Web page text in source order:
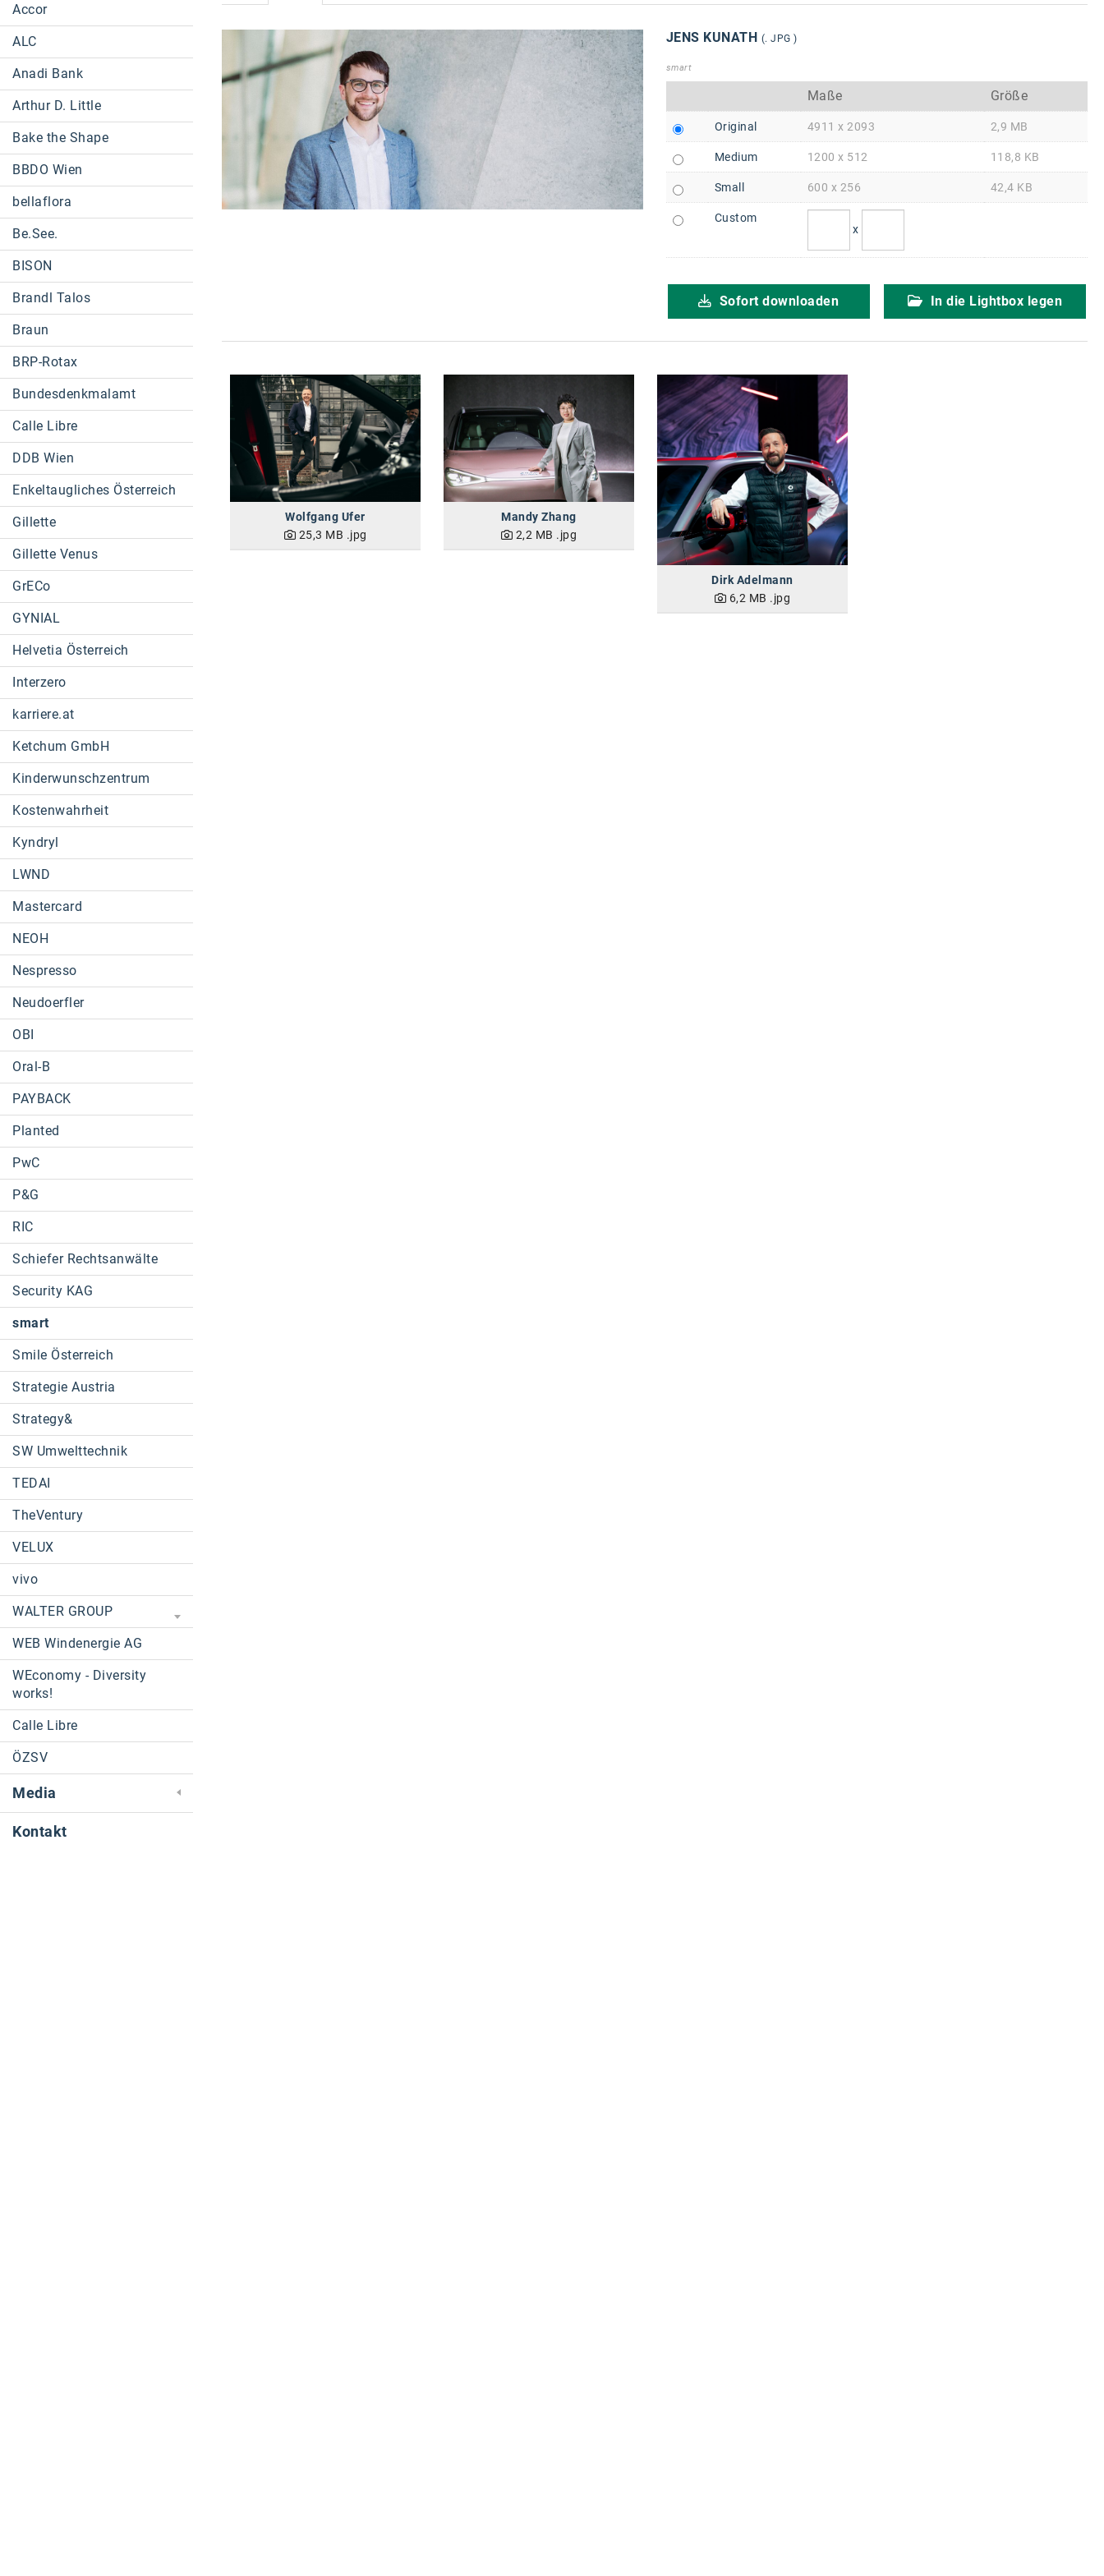
Accor
ALC
Anadi Bank
Arthur D. Little
Bake the Shape
BBDO Wien
bellaflora
Be.See.
BISON
Brandl Talos
Braun
BRP-Rotax
Bundesdenkmalamt
Calle Libre
DDB Wien
Enkeltaugliches Österreich
Gillette
Gillette Venus
GrECo
GYNIAL
Helvetia Österreich
Interzero
karriere.at
Ketchum GmbH
Kinderwunschzentrum
Kostenwahrheit
Kyndryl
LWND
Mastercard
NEOH
Nespresso
Neudoerfler
OBI
Oral-B
PAYBACK
Planted
PwC
P&G
RIC
Schiefer Rechtsanwälte
Security KAG
smart
Smile Österreich
Strategie Austria
Strategy&
SW Umwelttechnik
TEDAI
TheVentury
VELUX
vivo
WALTER GROUP
WEB Windenergie AG
WEconomy - Diversity
works!
Calle Libre
ÖZSV
Media
Kontakt
JENS KUNATH (. JPG )
smart
Maße Größe
Original 4911 x 2093 2,9 MB
Medium 1200 x 512 118,8 KB
Small 600 x 256 42,4 KB
Custom
x
Sofort downloaden In die Lightbox legen
Wolfgang Ufer
25,3 MB .jpg
Mandy Zhang
2,2 MB .jpg
Dirk Adelmann
6,2 MB .jpg